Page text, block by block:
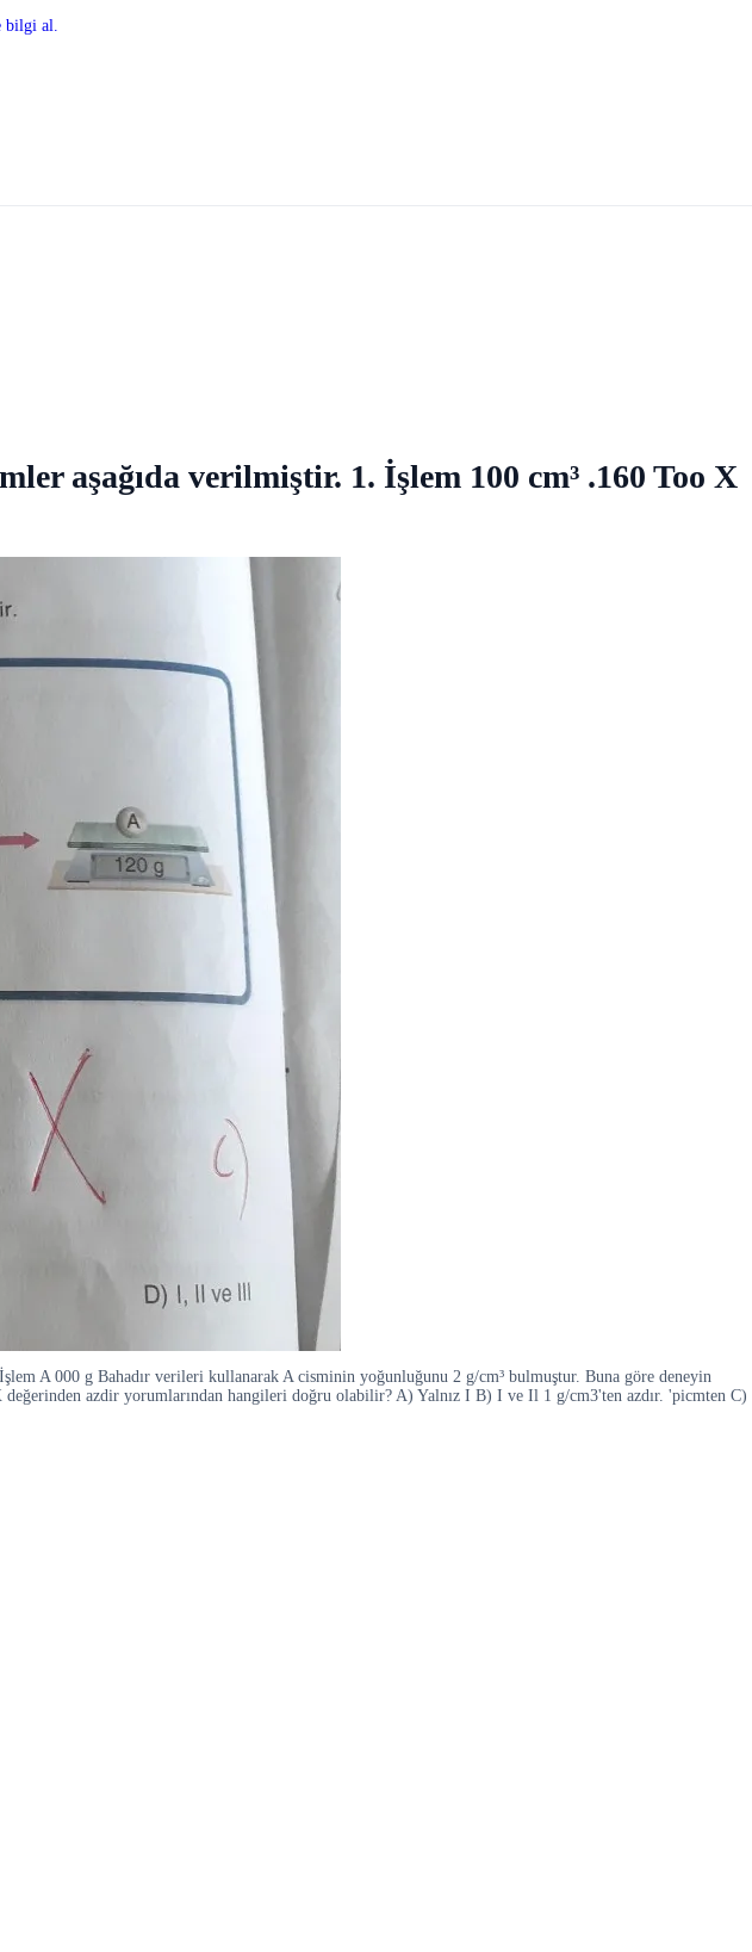
bilgi al.
aşağıda verilmiştir. 1. İşlem 100 cm³ .160 Too X
A 000 g Bahadır verileri kullanarak A cisminin yoğunluğunu 2 g/cm³ bulmuştur. Buna göre deneyin
azdir yorumlarından hangileri doğru olabilir? A) Yalnız I B) I ve Il 1 g/cm3'ten azdır. 'picmten C)